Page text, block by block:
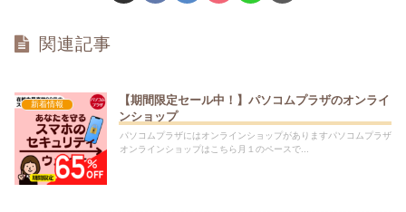
関連記事
新着情報
【期間限定セール中！】パソコムプラザのオンライ
ンショップ
パソコムプラザにはオンラインショップがありますパソコムプラザ
オンラインショップはこちら月１のペースで...